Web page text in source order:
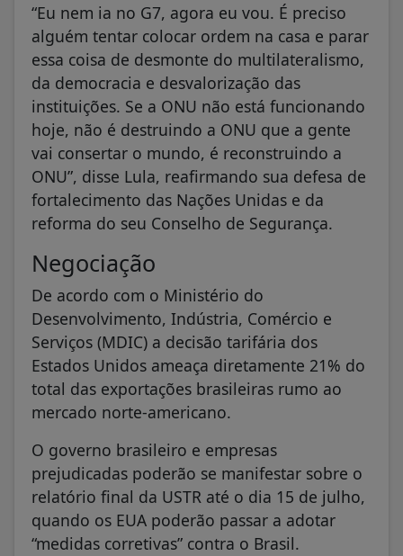
“Eu nem ia no G7, agora eu vou. É preciso
alguém tentar colocar ordem na casa e parar
essa coisa de desmonte do multilateralismo,
da democracia e desvalorização das
instituições. Se a ONU não está funcionando
hoje, não é destruindo a ONU que a gente
vai consertar o mundo, é reconstruindo a
ONU”, disse Lula, reafirmando sua defesa de
fortalecimento das Nações Unidas e da
reforma do seu Conselho de Segurança.
Negociação
De acordo com o Ministério do
Desenvolvimento, Indústria, Comércio e
Serviços (MDIC) a decisão tarifária dos
Estados Unidos ameaça diretamente 21% do
total das exportações brasileiras rumo ao
mercado norte-americano.
O governo brasileiro e empresas
prejudicadas poderão se manifestar sobre o
relatório final da USTR até o dia 15 de julho,
quando os EUA poderão passar a adotar
“medidas corretivas” contra o Brasil.